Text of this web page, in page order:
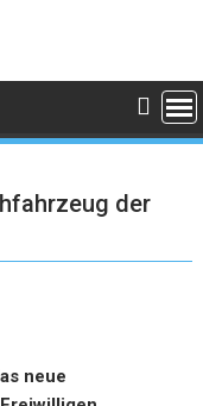
der
neue